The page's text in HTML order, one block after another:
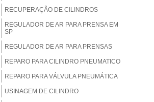
RECUPERAÇÃO DE CILINDROS
REGULADOR DE AR PARA PRENSA EM
SP
REGULADOR DE AR PARA PRENSAS
REPARO PARA CILINDRO PNEUMATICO
REPARO PARA VÁLVULA PNEUMÁTICA
USINAGEM DE CILINDRO